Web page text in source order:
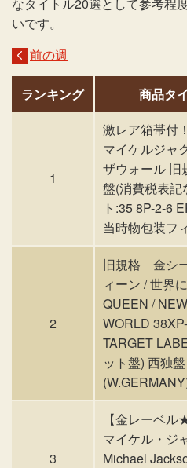
いです。
前の週
ランキング 商品タ
1
激レア箱帯付
マイケルジャ
ザウォール 旧
盤(消費税表記
ト:35 8P-2-6
当時物包装フ
2
旧規格 金シ
ィーン / 世界
QUEEN /
WORLD
TARGET
ット盤) 西独盤
3
【金レーベル
マイケル・ジ
Michael